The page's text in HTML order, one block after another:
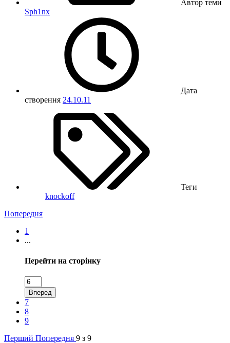
Автор теми
Sph1nx
Дата
створення 24.10.11
Теги
knockoff
Попередня
1
...
Перейти на сторінку
Вперед
7
8
9
Перший Попередня 9 з 9